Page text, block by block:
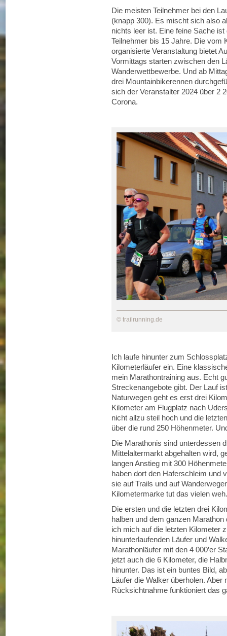
Die meisten Teilnehmer bei den
(knapp 300). Es mischt sich also
nichts leer ist. Eine feine Sache
Teilnehmer bis 15 Jahre. Die vom
organisierte Veranstaltung bietet
Vormittags starten zwischen den
Wanderwettbewerbe. Und ab
drei Mountainbikerennen
sich der Veranstalter 2024 über 2
Corona.
© trailrunning.de
Ich laufe hinunter zum
Kilometerläufer ein. Eine
mein Marathontraining aus. Echt
Streckenangebote gibt. Der Lauf
Naturwegen geht es erst drei
Kilometer am Flugplatz nach
nicht allzu steil hoch und die
über die rund 250 Höhenmeter.
Die Marathonis sind unterdessen
Mittelaltermarkt abgehalten wird,
langen Anstieg mit 300
haben dort den Haferschleim und
sie auf Trails und auf
Kilometermarke tut das vielen
Die ersten und die letzten drei
halben und dem ganzen
ich mich auf die letzten Kilometer
hinunterlaufenden Läufer und
Marathonläufer mit den 4 000’er
jetzt auch die 6 Kilometer, die
hinunter. Das ist ein buntes Bild,
Läufer die Walker überholen.
Rücksichtnahme funktioniert das